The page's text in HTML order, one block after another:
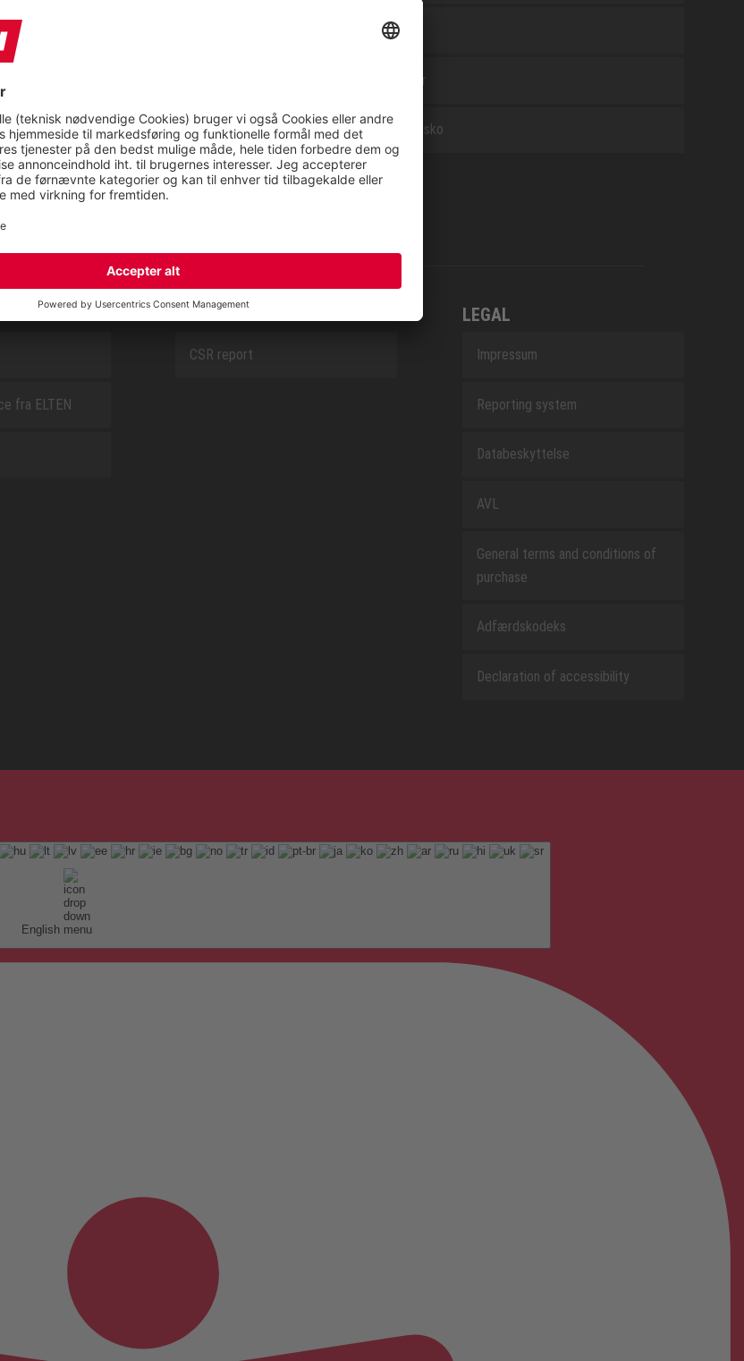
NEW CLASSICS WHITE
Tilbehør
Arbejdssko
fra ELTEN
OM OS
CSR report
LEGAL
Impressum
Reporting system
Databeskyttelse
AVL
General terms and conditions of
purchase
Adfærdskodeks
Declaration of accessibility
English